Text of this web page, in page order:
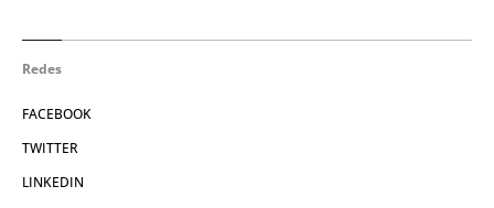
Redes
FACEBOOK
TWITTER
LINKEDIN